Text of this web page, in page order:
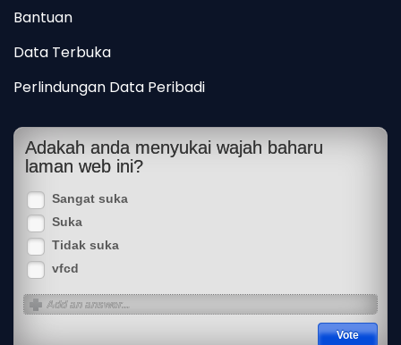
Bantuan
Data Terbuka
Perlindungan Data Peribadi
Adakah anda menyukai wajah baharu
laman web ini?
Sangat suka
Suka
Tidak suka
vfcd